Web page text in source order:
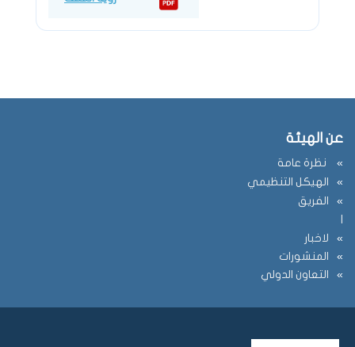
EBR-01-2017(05)
عن الهيئة
نظرة عامة
الهيكل التنظيمي
الفريق
لاخبار
المنشورات
التعاون الدولي